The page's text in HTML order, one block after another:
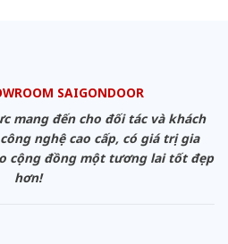
SAIGONDOOR
mang đến cho đối tác và khách
nghệ cao cấp, có giá trị gia
cộng đồng một tương lai tốt đẹp
hơn!